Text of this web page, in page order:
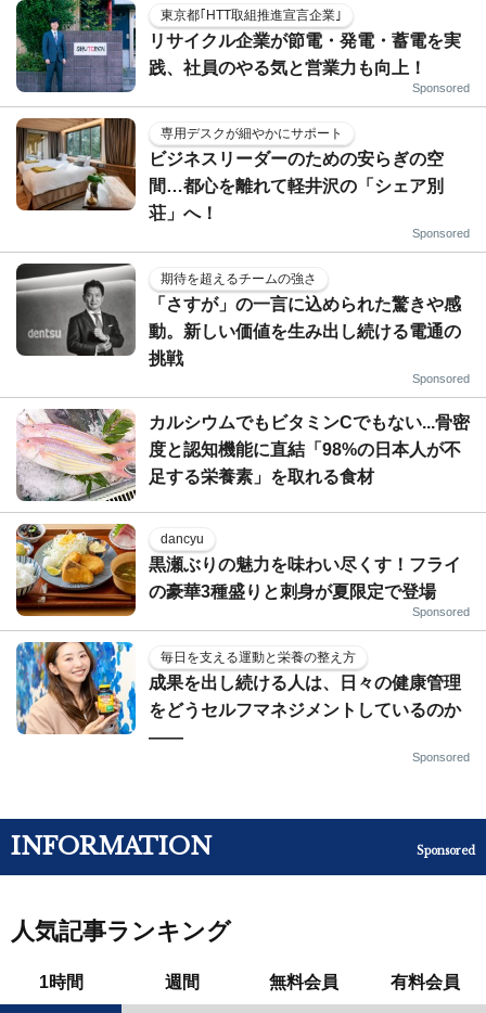
東京都｢HTT取組推進宣言企業｣
リサイクル企業が節電・発電・蓄電を実
践、社員のやる気と営業力も向上！
Sponsored
専用デスクが細やかにサポート
ビジネスリーダーのための安らぎの空
間…都心を離れて軽井沢の「シェア別
荘」へ！
Sponsored
期待を超えるチームの強さ
「さすが」の一言に込められた驚きや感
動。新しい価値を生み出し続ける電通の
挑戦
Sponsored
カルシウムでもビタミンCでもない...骨密
度と認知機能に直結「98%の日本人が不
足する栄養素」を取れる食材
dancyu
黒瀬ぶりの魅力を味わい尽くす！フライ
の豪華3種盛りと刺身が夏限定で登場
Sponsored
毎日を支える運動と栄養の整え方
成果を出し続ける人は、日々の健康管理
をどうセルフマネジメントしているのか
——
Sponsored
INFORMATION Sponsored
人気記事ランキング
1時間 週間 無料会員 有料会員